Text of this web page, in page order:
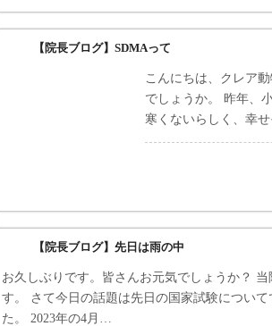
【院長ブログ】SDMAって
こんにちは、クレア
でしょうか。 昨年、
寒くないらしく、幸
【院長ブログ】先日は雨の中
お久しぶりです。皆さんお元気でしょうか？
す。 さて今日の話題は先日の国家試験につい
た。 2023年の4月…